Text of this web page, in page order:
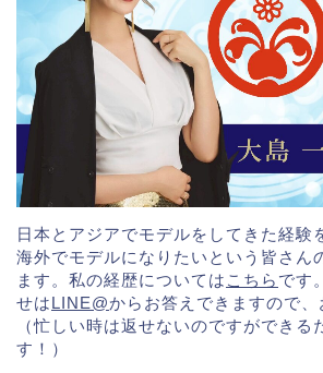
日本とアジアでモデルをしてきた経験
海外でモデルになりたいという皆さん
ます。私の経歴については こちら です
せはLINE@からお答えできますので、
（忙しい時は返せないのですができる
す！）